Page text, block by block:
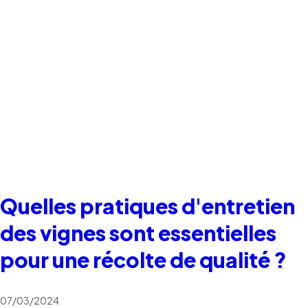
Quelles pratiques d'entretien
des vignes sont essentielles
pour une récolte de qualité ?
07/03/2024